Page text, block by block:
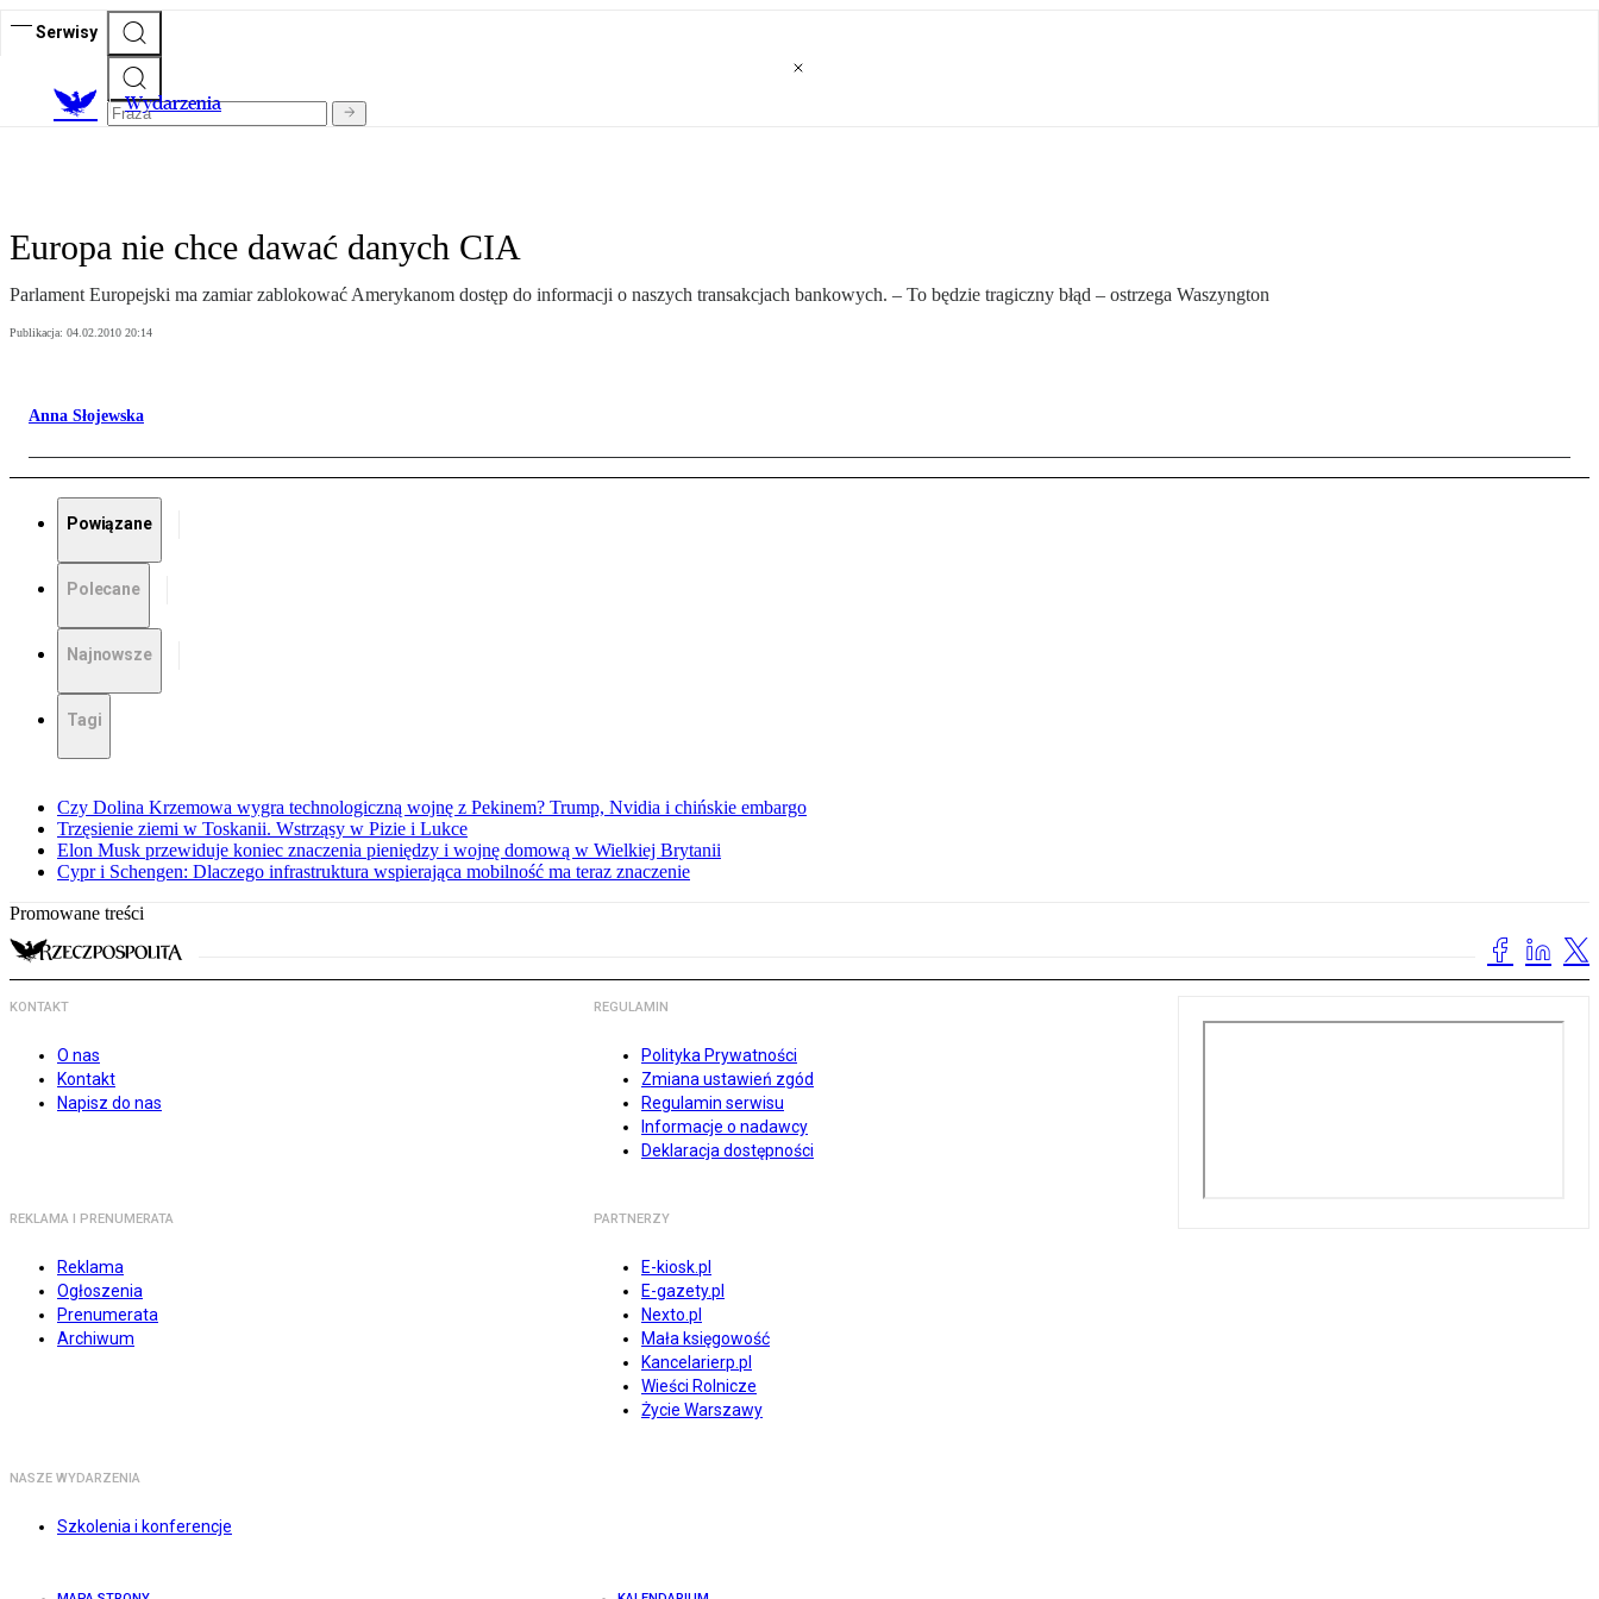
Serwisy
Wydarzenia
Europa nie chce dawać danych CIA
Parlament Europejski ma zamiar zablokować Amerykanom dostęp do informacji o naszych transakcjach bankowych. – To będzie tragiczny błąd – ostrzega Waszyngton
Publikacja: 04.02.2010 20:14
Anna Słojewska
Powiązane
Polecane
Najnowsze
Tagi
Czy Dolina Krzemowa wygra technologiczną wojnę z Pekinem? Trump, Nvidia i chińskie embargo
Trzęsienie ziemi w Toskanii. Wstrząsy w Pizie i Lukce
Elon Musk przewiduje koniec znaczenia pieniędzy i wojnę domową w Wielkiej Brytanii
Cypr i Schengen: Dlaczego infrastruktura wspierająca mobilność ma teraz znaczenie
Promowane treści
KONTAKT
O nas
Kontakt
Napisz do nas
REGULAMIN
Polityka Prywatności
Zmiana ustawień zgód
Regulamin serwisu
Informacje o nadawcy
Deklaracja dostępności
REKLAMA I PRENUMERATA
Reklama
Ogłoszenia
Prenumerata
Archiwum
PARTNERZY
E-kiosk.pl
E-gazety.pl
Nexto.pl
Mała księgowość
Kancelarierp.pl
Wieści Rolnicze
Życie Warszawy
NASZE WYDARZENIA
Szkolenia i konferencje